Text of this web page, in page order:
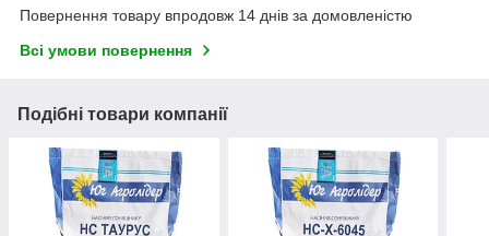
Повернення товару впродовж 14 днів за домовленістю
Всі умови повернення
Подібні товари компанії